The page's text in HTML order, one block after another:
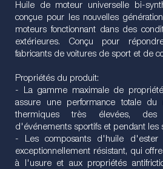
Huile de moteur universelle bi-
conçue pour les nouvelles
moteurs fonctionnant dans des
extérieures. Conçu pour
fabricants de voitures de sport et de
Propriétés du produit:
- La gamme maximale de
assure une performance totale
thermiques très élevées, des
d'événements sportifs et pendant les
- Les composants d'huile
exceptionnellement résistant, qui
à l'usure et aux propriétés